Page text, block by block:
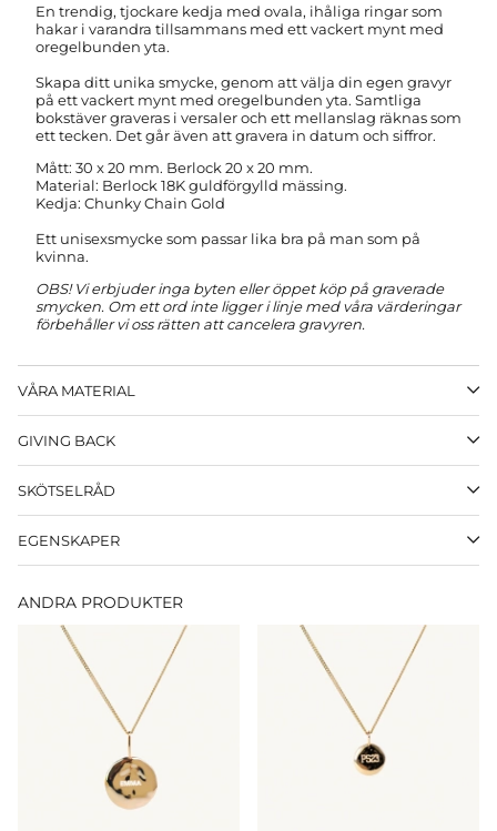
En trendig, tjockare kedja med ovala, ihåliga ringar som
hakar i varandra tillsammans med ett vackert mynt med
oregelbunden yta.
Skapa ditt unika smycke, genom att välja din egen gravyr
på ett vackert mynt med oregelbunden yta. Samtliga
bokstäver graveras i versaler och ett mellanslag räknas som
ett tecken. Det går även att gravera in datum och siffror.
Mått: 30 x 20 mm. Berlock 20 x 20 mm.
Material: Berlock 18K guldförgylld mässing.
Kedja: Chunky Chain Gold
Ett unisexsmycke som passar lika bra på man som på
kvinna.
OBS! Vi erbjuder inga byten eller öppet köp på graverade
smycken. Om ett ord inte ligger i linje med våra värderingar
förbehåller vi oss rätten att cancelera gravyren.
VÅRA MATERIAL
GIVING BACK
SKÖTSELRÅD
EGENSKAPER
ANDRA PRODUKTER